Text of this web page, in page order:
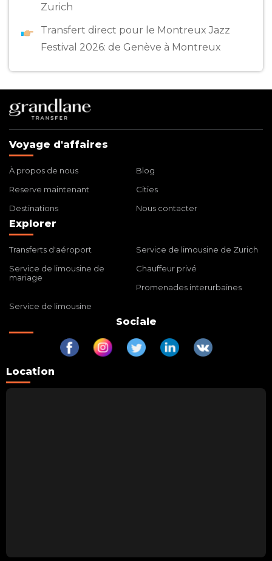
Zurich
Transfert direct pour le Montreux Jazz
Festival 2026: de Genève à Montreux
Voyage d'affaires
À propos de nous
Blog
Reserve maintenant
Cities
Destinations
Nous contacter
Explorer
Transferts d'aéroport
Service de limousine de Zurich
Service de limousine de
mariage
Chauffeur privé
Promenades interurbaines
Service de limousine
Sociale
Location